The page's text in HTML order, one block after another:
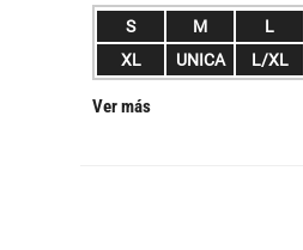
S M
L
XL
UNICA L/XL
Ver más